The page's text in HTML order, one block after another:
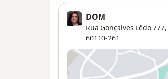
DOM
Rua Gonçalves Lêdo 777,
60110-261